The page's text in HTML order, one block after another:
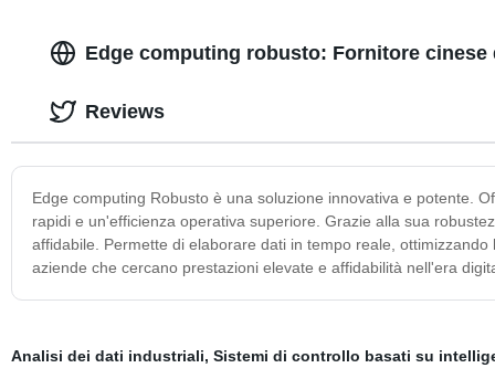
Edge computing robusto: Fornitore cinese
Edge computing Robusto è una soluzione innovativa e potente.
rapidi e un'efficienza operativa superiore. Grazie alla sua
affidabile. Permette di elaborare dati in tempo reale,
aziende che cercano prestazioni elevate e affidabilità nell'era
Reviews
Analisi dei dati industriali, Sistemi di controllo basati su